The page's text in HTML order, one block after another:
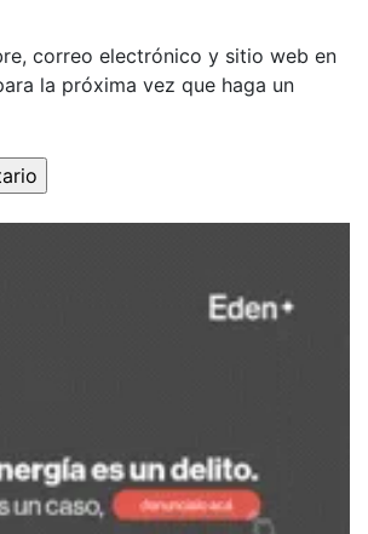
correo electrónico y sitio web en
la próxima vez que haga un